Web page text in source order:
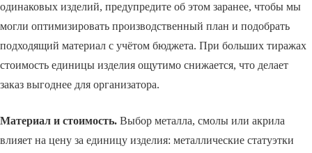
одинаковых изделий, предупредите об этом заранее, чтобы мы
могли оптимизировать производственный план и подобрать
подходящий материал с учётом бюджета. При больших тиражах
стоимость единицы изделия ощутимо снижается, что делает
заказ выгоднее для организатора.
Материал и стоимость. Выбор металла, смолы или акрила
влияет на цену за единицу изделия: металлические статуэтки